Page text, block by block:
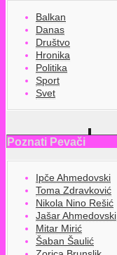
Balkan
Danas
Društvo
Hronika
Politika
Sport
Svet
Poznati Pevači
Ipče Ahmedovski
Toma Zdravković
Nikola Nino Rešić
Jašar Ahmedovski
Mitar Mirić
Šaban Šaulić